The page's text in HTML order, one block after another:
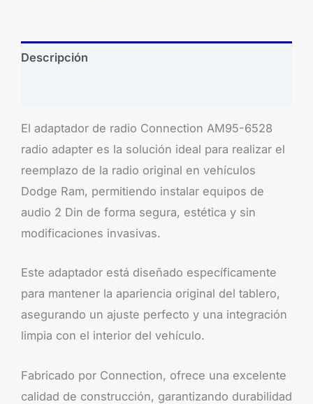
Descripción
El adaptador de radio Connection AM95-6528
radio adapter es la solución ideal para realizar el
reemplazo de la radio original en vehículos
Dodge Ram, permitiendo instalar equipos de
audio 2 Din de forma segura, estética y sin
modificaciones invasivas.
Este adaptador está diseñado específicamente
para mantener la apariencia original del tablero,
asegurando un ajuste perfecto y una integración
limpia con el interior del vehículo.
Fabricado por Connection, ofrece una excelente
calidad de construcción, garantizando durabilidad